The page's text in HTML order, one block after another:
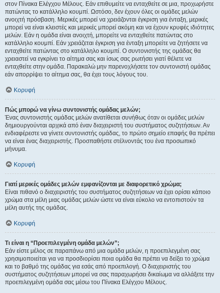
στον Πίνακα Ελέγχου Μέλους. Εάν επιθυμείτε να ενταχθείτε σε μια, προχωρήστε
πατώντας το κατάλληλο κουμπί. Ωστόσο, δεν έχουν όλες οι ομάδες μελών
ανοιχτή πρόσβαση. Μερικές μπορεί να χρειάζονται έγκριση για ένταξη, μερικές
μπορεί να είναι κλειστές και μερικές μπορεί ακόμη και να έχουν κρυφές ιδιότητες
μελών. Εάν η ομάδα είναι ανοιχτή, μπορείτε να ενταχθείτε πατώντας στο
κατάλληλο κουμπί. Εάν χρειάζεται έγκριση για ένταξη μπορείτε να ζητήσετε να
ενταχθείτε πατώντας στο κατάλληλο κουμπί. Ο συντονιστής της ομάδας θα
χρειαστεί να εγκρίνει το αίτημα σας και ίσως σας ρωτήσει γιατί θέλετε να
ενταχθείτε στην ομάδα. Παρακαλώ μην παρενοχλήσετε τον συντονιστή ομάδας
εάν απορρίψει το αίτημα σας, θα έχει τους λόγους του.
Κορυφή
Πώς μπορώ να γίνω συντονιστής ομάδας μελών;
Ένας συντονιστής ομάδας μελών ανατίθεται συνήθως όταν οι ομάδες μελών
δημιουργούνται αρχικά από έναν διαχειριστή του συστήματος συζητήσεων. Αν
ενδιαφέρεστε να γίνετε συντονιστής ομάδας, το πρώτο σημείο επαφής θα πρέπει
να είναι ένας διαχειριστής. Προσπαθήστε στέλνοντάς του ένα προσωπικό
μήνυμα.
Κορυφή
Γιατί μερικές ομάδες μελών εμφανίζονται με διαφορετικό χρώμα;
Είναι πιθανό ο διαχειριστής του συστήματος συζητήσεων να έχει ορίσει κάποιο
χρώμα στα μέλη μιας ομάδας μελών ώστε να είναι εύκολο να εντοπιστούν τα
μέλη αυτής της ομάδας.
Κορυφή
Τι είναι η “Προεπιλεγμένη ομάδα μελών”;
Εάν είστε μέλος σε παραπάνω από μια ομάδα μελών, η προεπιλεγμένη σας
χρησιμοποιείται για να προσδιορίσει ποια ομάδα θα πρέπει να δείξει το χρώμα
και το βαθμό της ομάδας για εσάς από προεπιλογή. Ο διαχειριστής του
συστήματος συζητήσεων μπορεί να σας παραχωρήσει δικαίωμα να αλλάξετε την
προεπιλεγμένη ομάδα σας μέσω του Πίνακα Ελέγχου Μέλους.